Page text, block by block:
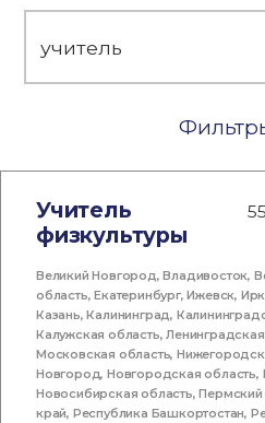
Учитель
физкультуры
Великий Новгород,Владивосток,
область,Екатеринбург,Ижевск,
Казань,Калининград,
Калужская область,
Московская область,
Новгород,Новгородская область,
Новосибирская область,Пермский
край, Республика Башкортостан,